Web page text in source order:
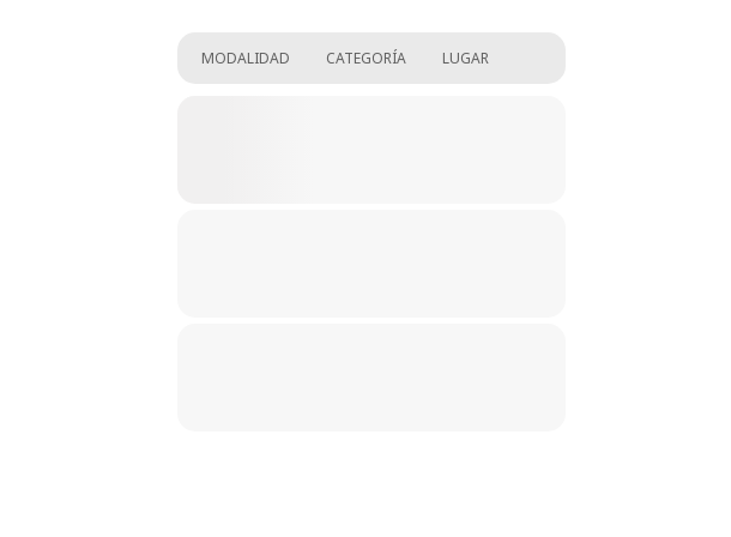
MODALIDAD CATEGORÍA LUGAR